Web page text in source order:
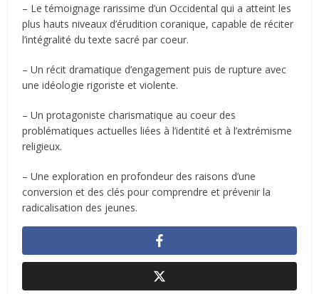
– Le témoignage rarissime d’un Occidental qui a atteint les
plus hauts niveaux d’érudition coranique, capable de réciter
l’intégralité du texte sacré par coeur.
– Un récit dramatique d’engagement puis de rupture avec
une idéologie rigoriste et violente.
– Un protagoniste charismatique au coeur des
problématiques actuelles liées à l’identité et à l’extrémisme
religieux.
– Une exploration en profondeur des raisons d’une
conversion et des clés pour comprendre et prévenir la
radicalisation des jeunes.